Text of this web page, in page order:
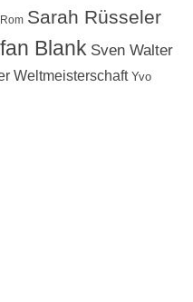
Rom Sarah Rüsseler
Blank Sven Walter
Weltmeisterschaft Yvo